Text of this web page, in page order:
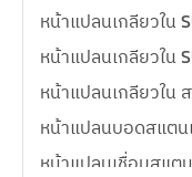
หน้าแปลนเกลียวใน
หน้าแปลนเกลียวใน
หน้าแปลนเกลียวใน
หน้าแปลนบอดสแตน
หน้าแปลนเชื่อมสแต